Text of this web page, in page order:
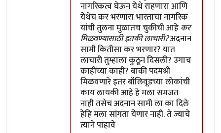
नागरिकत्व घेऊन येथे राहणारा आणि
येथेच कर भरणारा भारताचा नागरिक
यांची तुलना मुळातच चुकीची आहेकर
मिळवण्यासाठी इतकी लाचारी?अदनान
सामी कितीसा कर भरणार? यात
लाचारी तुम्हाला कुठून दिसली? उगाच
काहींच्या काही? बाकी पदमश्री
मिळवणारे इतर बॉलिवूडच्या लोकांची
काय लायकी आहे हे मला समजत
नाही तसेच अदनान सामी ला का दिले
हेहि मला सांगता येणार नाही. ते ज्याचे
त्याने पाहावे